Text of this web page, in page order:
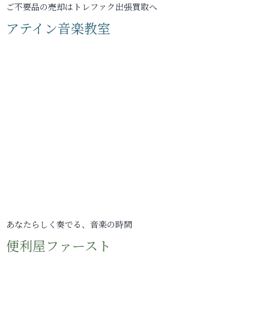
ご不要品の売却はトレファク出張買取へ
アテイン音楽教室
あなたらしく奏でる、音楽の時間
便利屋ファースト